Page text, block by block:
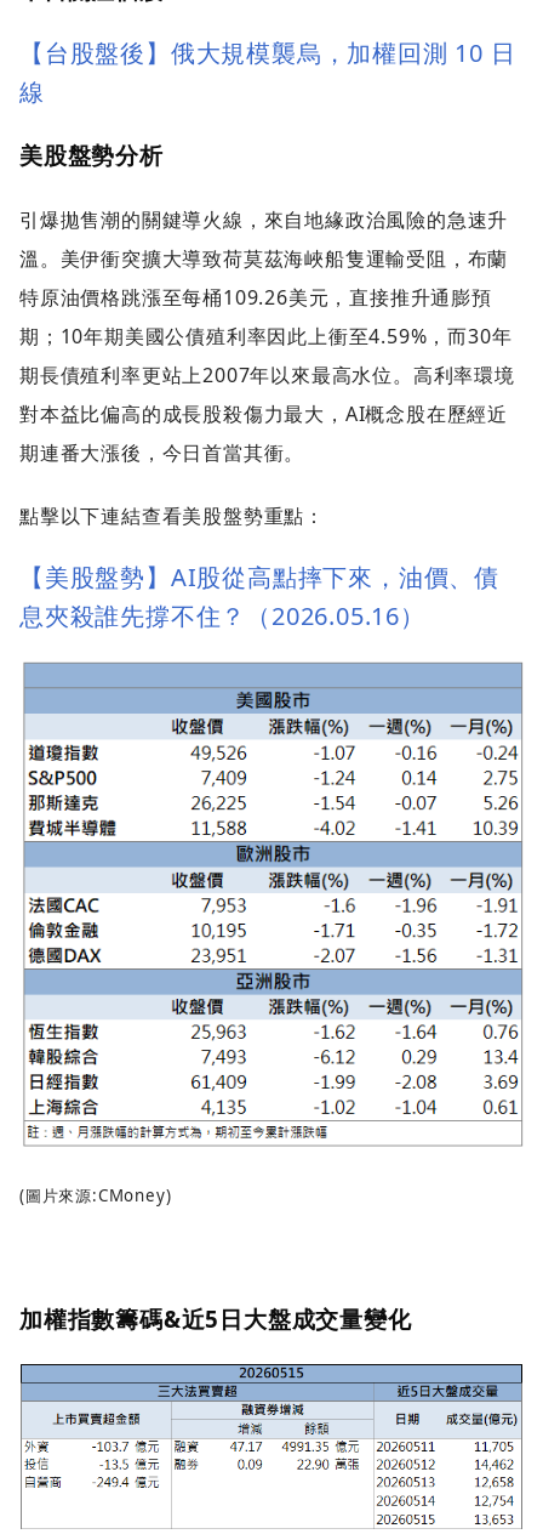
【台股盤後】俄大規模襲烏，加權回測 10 日
線
美股盤勢分析
引爆拋售潮的關鍵導火線，來自地緣政治風險的急速升
溫。美伊衝突擴大導致荷莫茲海峽船隻運輸受阻，布蘭
特原油價格跳漲至每桶109.26美元，直接推升通膨預
期；10年期美國公債殖利率因此上衝至4.59%，而30年
期長債殖利率更站上2007年以來最高水位。高利率環境
對本益比偏高的成長股殺傷力最大，AI概念股在歷經近
期連番大漲後，今日首當其衝。
點擊以下連結查看美股盤勢重點：
【美股盤勢】AI股從高點摔下來，油價、債
息夾殺誰先撐不住？（2026.05.16）
(圖片來源:CMoney)
加權指數籌碼&近5日大盤成交量變化